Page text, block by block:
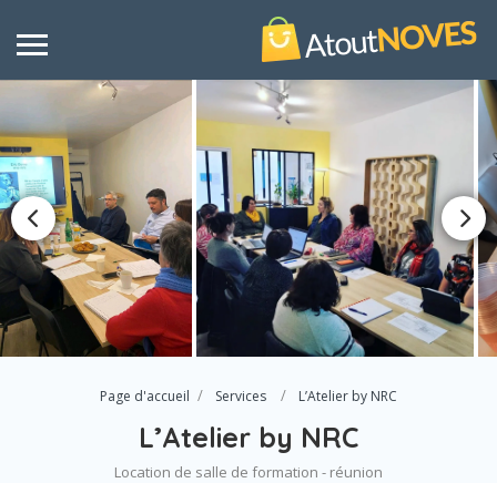
Page d'accueil Services L’Atelier by NRC
L’Atelier by NRC
Location de salle de formation - réunion